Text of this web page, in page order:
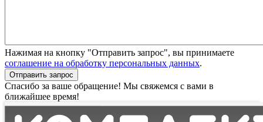
Нажимая на кнопку "Отправить запрос", вы принимаете
соглашение на обработку персональных данных.
Отправить запрос
Спасибо за ваше обращение! Мы свяжемся с вами в
ближайшее время!